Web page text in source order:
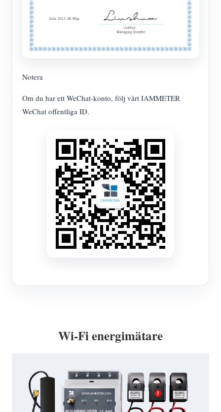
Notera
Om du har ett WeChat-konto, följ vårt IAMMETER
WeChat offentliga ID.
Wi-Fi energimätare